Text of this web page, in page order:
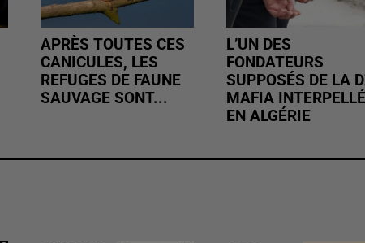
APRÈS TOUTES CES
CANICULES, LES
REFUGES DE FAUNE
SAUVAGE SONT...
L’UN DES
FONDATEURS
SUPPOSÉS DE LA
MAFIA INTERPELLÉ
EN ALGÉRIE